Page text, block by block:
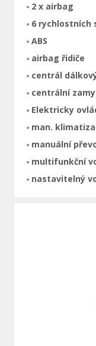
2 x airbag
6 rychlostních
ABS
airbag řidiče
centrál
centrální
Elektricky
man.
manuální
multifunkční
nastavitelný